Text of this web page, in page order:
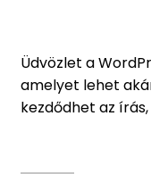
Üdvözlet a
amelyet lehet
kezdődhet az